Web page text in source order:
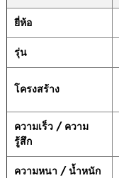
ยี่ห้อ
รุ่น
โครงสร้าง
ความเร็ว / ความ
รู้สึก
ความหนา / น้ำหนัก